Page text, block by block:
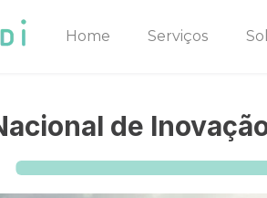
Home Serviços
de